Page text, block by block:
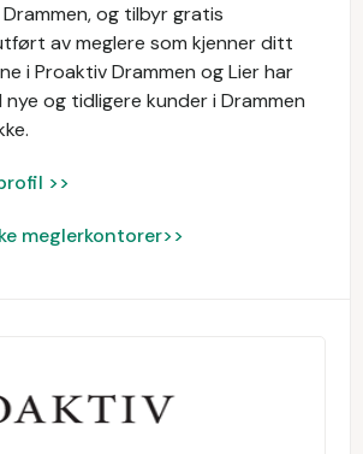
og tilbyr gratis
av meglere som kjenner ditt
i Proaktiv Drammen og Lier har
og tidligere kunder i Drammen
>>
meglerkontorer>>